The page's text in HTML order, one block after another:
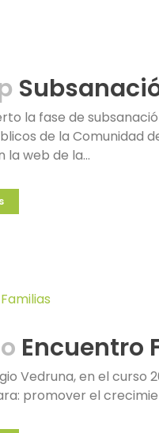
la fase de
de la Comunidad
la web de la...
Encuentro
Vedruna, en el
promover el